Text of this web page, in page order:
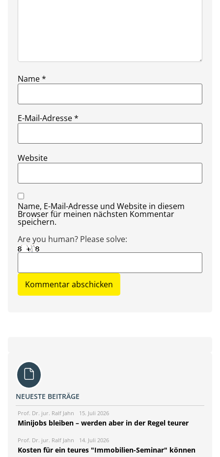
Name*
E-Mail-Adresse*
Website
Name, E-Mail-Adresse und Website in diesem
Browser für meinen nächsten Kommentar
speichern.
Are you human? Please solve:
NEUESTE BEITRÄGE
Prof. Dr. jur. Ralf Jahn 15. Juli 2026
Minijobs bleiben – werden aber in der Regel teurer
Prof. Dr. jur. Ralf Jahn 14. Juli 2026
Kosten für ein teures "Immobilien-Seminar" können